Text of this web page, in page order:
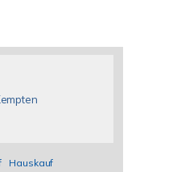
Hauskauf